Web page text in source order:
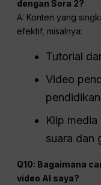
dengan Sora 2?
A: Konten yang
efektif, misalnya:
Tutorial
Video
Klip
suara dan
Q10: Bagaimana
video AI saya?